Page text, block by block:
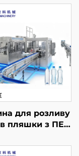
для розливу
пляшки з ПЕТ